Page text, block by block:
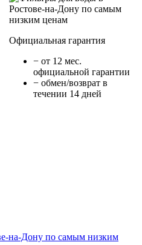
Официальная гарантия
− от 12 мес.
официальной гарантии
− обмен/возврат в
течении 14 дней